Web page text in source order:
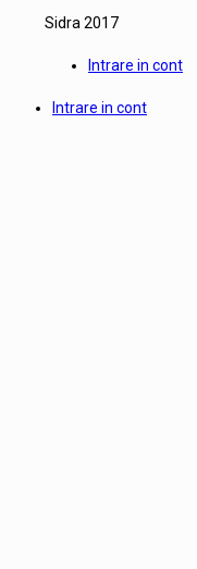
Sidra 2017
Intrare in cont
Intrare in cont